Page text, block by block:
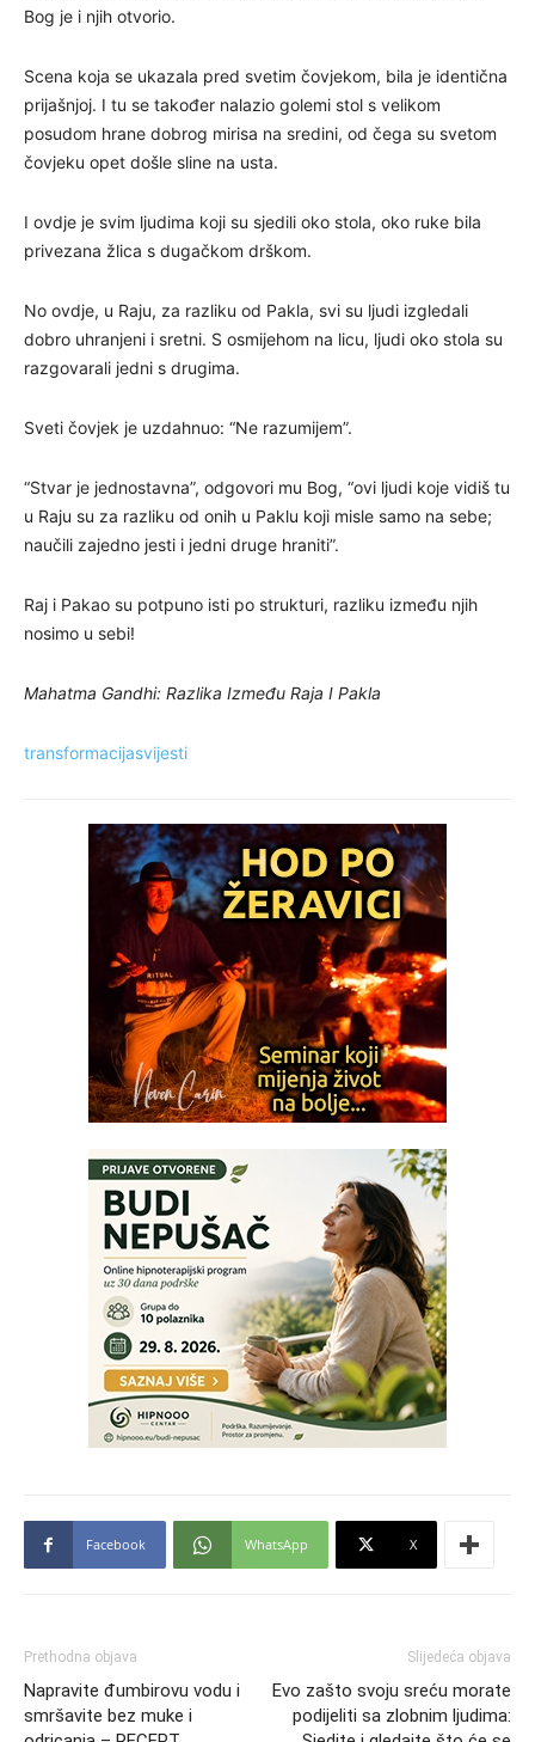
Bog je i njih otvorio.
Scena koja se ukazala pred svetim čovjekom, bila je identična
prijašnjoj. I tu se također nalazio golemi stol s velikom
posudom hrane dobrog mirisa na sredini, od čega su svetom
čovjeku opet došle sline na usta.
I ovdje je svim ljudima koji su sjedili oko stola, oko ruke bila
privezana žlica s dugačkom drškom.
No ovdje, u Raju, za razliku od Pakla, svi su ljudi izgledali
dobro uhranjeni i sretni. S osmijehom na licu, ljudi oko stola su
razgovarali jedni s drugima.
Sveti čovjek je uzdahnuo: “Ne razumijem”.
“Stvar je jednostavna”, odgovori mu Bog, “ovi ljudi koje vidiš tu
u Raju su za razliku od onih u Paklu koji misle samo na sebe;
naučili zajedno jesti i jedni druge hraniti”.
Raj i Pakao su potpuno isti po strukturi, razliku između njih
nosimo u sebi!
Mahatma Gandhi: Razlika Između Raja I Pakla
transformacijasvijesti
Facebook WhatsApp X
Prethodna objava
Napravite đumbirovu vodu i
smršavite bez muke i
Slijedeća objava
Evo zašto svoju sreću morate
podijeliti sa zlobnim ljudima: